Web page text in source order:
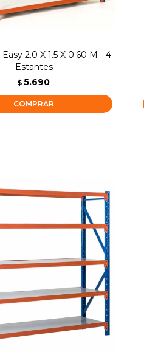
2.0 X 1.5 X 0.60 M - 4
Estantes
$ 5.690